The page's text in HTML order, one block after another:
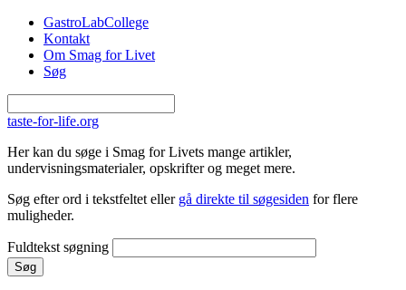
Gå til hovedindhold
GastroLabCollege
Kontakt
Om Smag for Livet
Søg
taste-for-life.org
Her kan du søge i Smag for Livets mange artikler,
undervisningsmaterialer, opskrifter og meget mere.
Søg efter ord i tekstfeltet eller gå direkte til søgesiden for flere
muligheder.
Fuldtekst søgning